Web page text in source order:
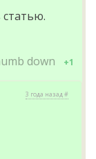
+1
3 года назад #